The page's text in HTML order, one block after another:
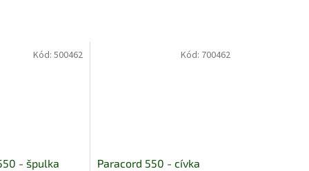
- špulka
Kód: 500462
Paracord 550 - cívka
Kód: 700462